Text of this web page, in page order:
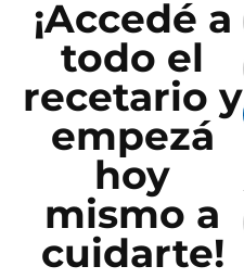
¡Accedé a
todo el
recetario y
empezá
hoy
mismo a
cuidarte!